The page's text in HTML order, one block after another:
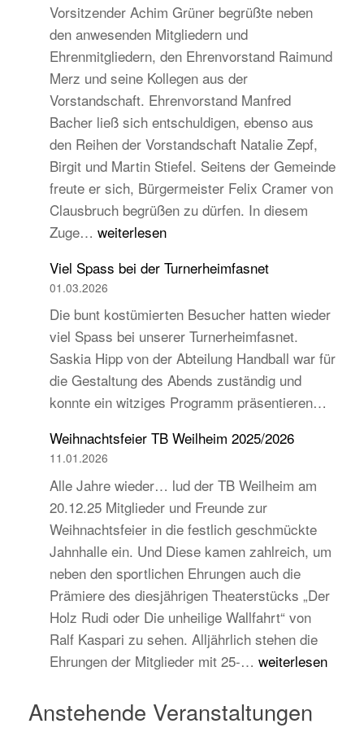
des
Vorsitzender Achim Grüner begrüßte neben
den anwesenden Mitgliedern und
Ehrenmitgliedern, den Ehrenvorstand Raimund
Merz und seine Kollegen aus der
Vorstandschaft. Ehrenvorstand Manfred
Bacher ließ sich entschuldigen, ebenso aus
den Reihen der Vorstandschaft Natalie Zepf,
Birgit und Martin Stiefel. Seitens der Gemeinde
freute er sich, Bürgermeister Felix Cramer von
Clausbruch begrüßen zu dürfen. In diesem
Zuge… TB
2026
–
Beständig
und
traditionell,
aber
auch
jugend-
und
weiterlesen
Viel Spass bei der Turnerheimfasnet
01.03.2026
Die bunt kostümierten Besucher hatten wieder
viel Spass bei unserer Turnerheimfasnet.
Saskia Hipp von der Abteilung Handball war für
die Gestaltung des Abends zuständig und
konnte ein witziges Programm präsentieren…
Weihnachtsfeier TB Weilheim 2025/2026
11.01.2026
Alle Jahre wieder… lud der TB Weilheim am
20.12.25 Mitglieder und Freunde zur
Weihnachtsfeier in die festlich geschmückte
Jahnhalle ein. Und Diese kamen zahlreich, um
neben den sportlichen Ehrungen auch die
Prämiere des diesjährigen Theaterstücks „Der
Holz Rudi oder Die unheilige Wallfahrt“ von
Ralf Kaspari zu sehen. Alljährlich stehen die
Ehrungen der Mitglieder mit 25-… Weihnachtsfeier
2025/2026
weiterlesen
Anstehende Veranstaltungen